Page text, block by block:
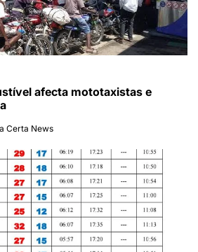
afecta mototaxistas e
Certa News